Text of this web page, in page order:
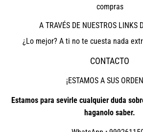
compras
A TRAVÉS DE NUESTROS LINKS
¿Lo mejor? A ti no te cuesta nada
CONTACTO
¡ESTAMOS A SUS
Estamos para sevirle cualquier duda
haganolo saber.